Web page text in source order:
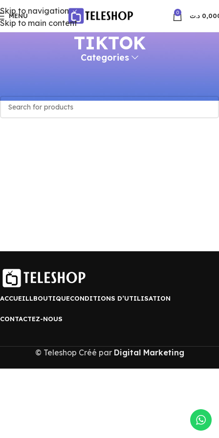
Skip to navigation
Skip to main content
MENU 0 د.ت
TIKTOK
Categories
ACCUEILLBOUTIQUECONDITIONS D’UTILISATION
CONTACTEZ-NOUS
© Teleshop Créé par Digital Marketing